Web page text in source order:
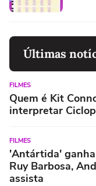
Últimas
FILMES
Quem é Kit
interpretar
FILMES
'Antártida'
Ruy Barbosa,
assista